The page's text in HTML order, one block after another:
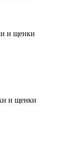
и щенки
и щенки